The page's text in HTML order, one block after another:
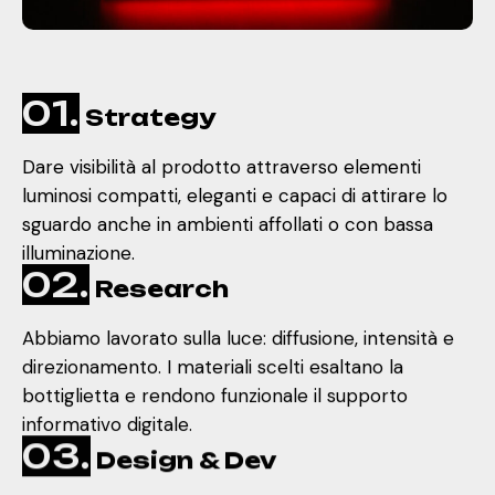
01. Strategy
Dare visibilità al prodotto attraverso elementi
luminosi compatti, eleganti e capaci di attirare lo
sguardo anche in ambienti affollati o con bassa
illuminazione.
02. Research
Abbiamo lavorato sulla luce: diffusione, intensità e
direzionamento. I materiali scelti esaltano la
bottiglietta e rendono funzionale il supporto
informativo digitale.
03. Design & Dev